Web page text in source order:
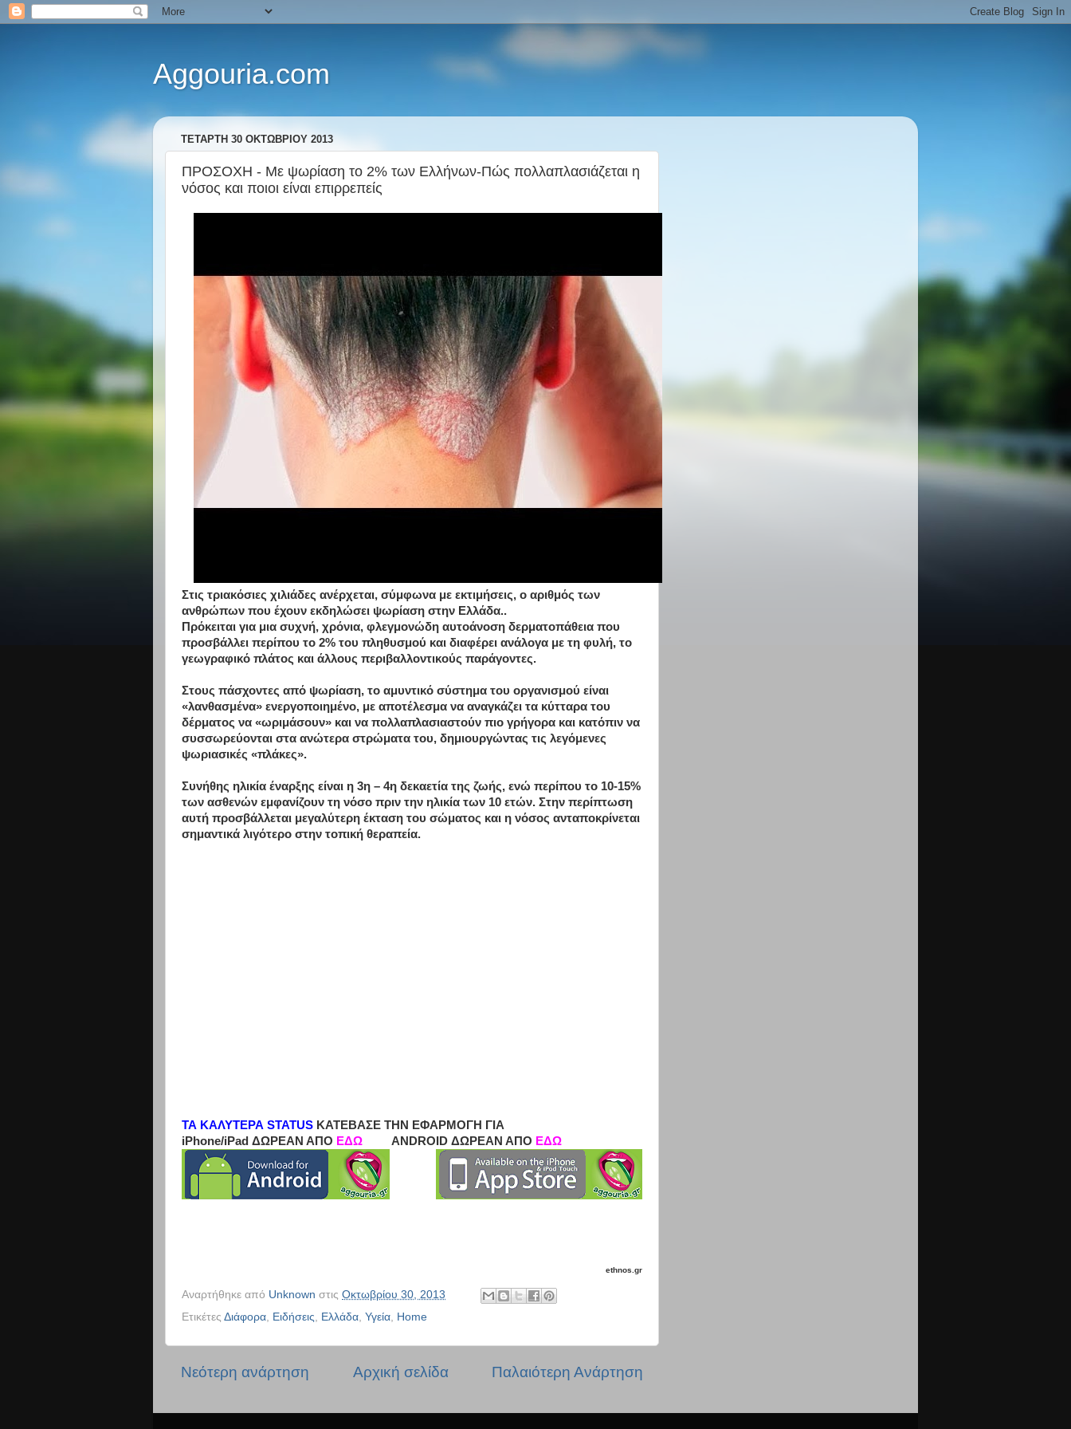
Aggouria.com
ΤΕΤΆΡΤΗ 30 ΟΚΤΩΒΡΊΟΥ 2013
ΠΡΟΣΟΧΗ - Με ψωρίαση το 2% των Ελλήνων-Πώς πολλαπλασιάζεται η
νόσος και ποιοι είναι επιρρεπείς
Στις τριακόσιες χιλιάδες ανέρχεται, σύμφωνα με εκτιμήσεις, ο αριθμός των
ανθρώπων που έχουν εκδηλώσει ψωρίαση στην Ελλάδα..
Πρόκειται για μια συχνή, χρόνια, φλεγμονώδη αυτοάνοση δερματοπάθεια που
προσβάλλει περίπου το 2% του πληθυσμού και διαφέρει ανάλογα με τη φυλή, το
γεωγραφικό πλάτος και άλλους περιβαλλοντικούς παράγοντες.
Στους πάσχοντες από ψωρίαση, το αμυντικό σύστημα του οργανισμού είναι
«λανθασμένα» ενεργοποιημένο, με αποτέλεσμα να αναγκάζει τα κύτταρα του
δέρματος να «ωριμάσουν» και να πολλαπλασιαστούν πιο γρήγορα και κατόπιν να
συσσωρεύονται στα ανώτερα στρώματα του, δημιουργώντας τις λεγόμενες
ψωριασικές «πλάκες».
Συνήθης ηλικία έναρξης είναι η 3η – 4η δεκαετία της ζωής, ενώ περίπου το 10-15%
των ασθενών εμφανίζουν τη νόσο πριν την ηλικία των 10 ετών. Στην περίπτωση
αυτή προσβάλλεται μεγαλύτερη έκταση του σώματος και η νόσος ανταποκρίνεται
σημαντικά λιγότερο στην τοπική θεραπεία.
ΤΑ ΚΑΛΥΤΕΡΑ STATUS ΚΑΤΕΒΑΣΕ ΤΗΝ ΕΦΑΡΜΟΓΗ ΓΙΑ
iPhone/iPad ΔΩΡΕΑΝ ΑΠΟ ΕΔΩ ANDROID ΔΩΡΕΑΝ ΑΠΟ ΕΔΩ
ethnos.gr
Αναρτήθηκε από Unknown στις Οκτωβρίου 30, 2013
Ετικέτες Διάφορα Ειδήσεις Ελλάδα Υγεία Home
Νεότερη ανάρτηση Παλαιότερη Ανάρτηση
Αρχική σελίδα